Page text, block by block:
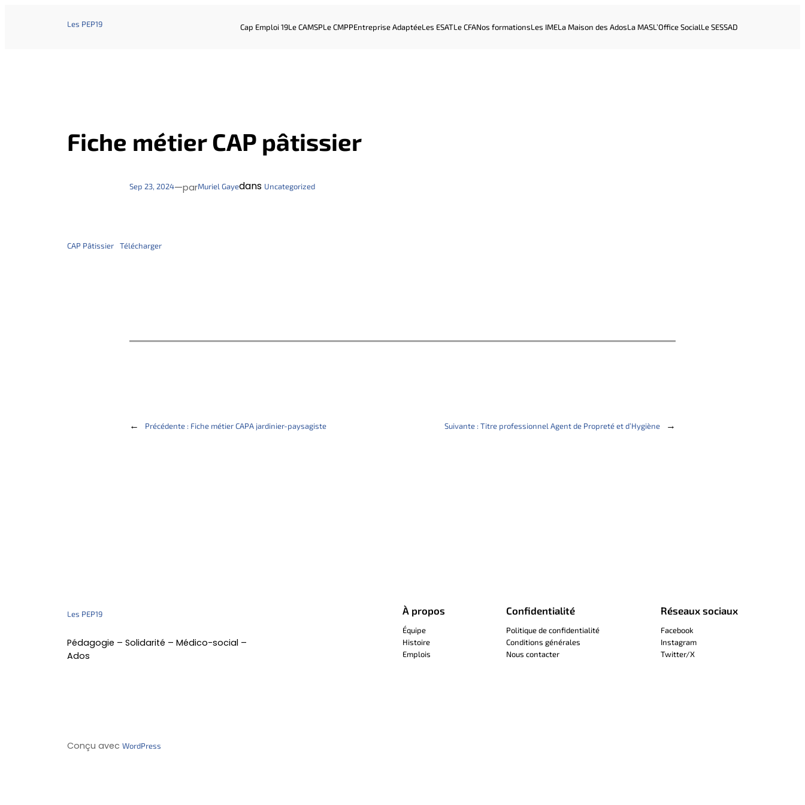
Les PEP19 Cap Emploi 19Le CAMSPLe CMPPEntreprise AdaptéeLes ESATLe CFANos formationsLes IMELa Maison des AdosLa MASL’Office SocialLe SESSAD
Fiche métier CAP pâtissier
Sep 23, 2024—parMuriel Gayedans Uncategorized
CAP Pâtissier Télécharger
← Précédente : Fiche métier CAPA jardinier-paysagiste Suivante : Titre professionnel Agent de Propreté et d’Hygiène →
Les PEP19
Pédagogie – Solidarité – Médico-social –
Ados
À propos
Équipe
Histoire
Emplois
Confidentialité
Politique de confidentialité
Conditions générales
Nous contacter
Réseaux sociaux
Facebook
Instagram
Twitter/X
Conçu avec WordPress